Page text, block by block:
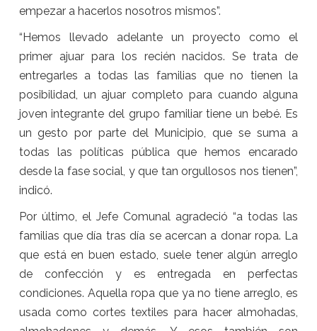
empezar a hacerlos nosotros mismos”.
“Hemos llevado adelante un proyecto como el
primer ajuar para los recién nacidos. Se trata de
entregarles a todas las familias que no tienen la
posibilidad, un ajuar completo para cuando alguna
joven integrante del grupo familiar tiene un bebé. Es
un gesto por parte del Municipio, que se suma a
todas las políticas pública que hemos encarado
desde la fase social, y que tan orgullosos nos tienen”,
indicó.
Por último, el Jefe Comunal agradeció “a todas las
familias que día tras día se acercan a donar ropa. La
que está en buen estado, suele tener algún arreglo
de confección y es entregada en perfectas
condiciones. Aquella ropa que ya no tiene arreglo, es
usada como cortes textiles para hacer almohadas,